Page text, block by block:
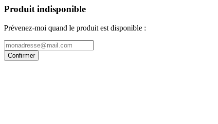
Produit indisponible
Prévenez-moi quand le produit est disponible :
Confirmer